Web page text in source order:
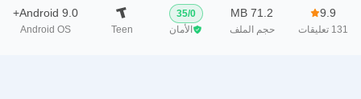
9.9
131 تعليقات
71.2 MB
حجم الملف
0
/
35
الأمان
Teen
Android 9.0+
Android OS